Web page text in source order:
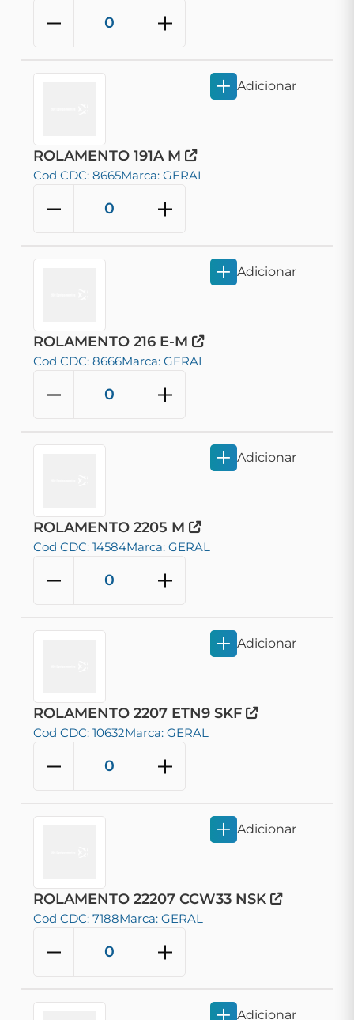
ROLAMENTO 191A M
Cod CDC: 8665Marca: GERAL
Adicionar
ROLAMENTO 216 E-M
Cod CDC: 8666Marca: GERAL
Adicionar
ROLAMENTO 2205 M
Cod CDC: 14584Marca: GERAL
Adicionar
ROLAMENTO 2207 ETN9 SKF
Cod CDC: 10632Marca: GERAL
Adicionar
ROLAMENTO 22207 CCW33 NSK
Cod CDC: 7188Marca: GERAL
Adicionar
Adicionar